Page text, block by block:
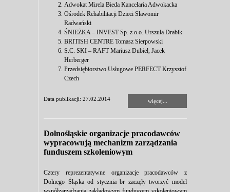
Adwokat Mirela Bieda Kancelaria Adwokacka
Ośrodek Rehabilitacji Dzieci Sławomir
Radwański
ŚNIEŻKA – INVEST Sp. z o.o. Urszula Drabik
BRITISH CENTRE Tomasz Sierpowski
S.C. SKI – RAFT Mariusz Dubiel, Jacek
Herberger
Przedsiębiorstwo Usługowe PERFECT Krzysztof
Czech
Data publikacji: 27.02.2014 więcej...
Dolnośląskie organizacje pracodawców
wypracowują mechanizm zarządzania
funduszem szkoleniowym
Cztery reprezentatywne organizacje pracodawców z
Dolnego Śląska od stycznia br zaczęły tworzyć model